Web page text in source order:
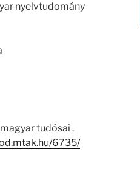
nyelvtudomány
tudósai .
6735/